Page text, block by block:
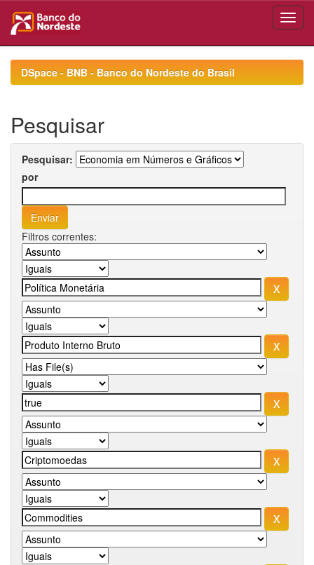
navigationDSpace - BNB - Banco do Nordeste do Brasil
Pesquisar
Pesquisar:
por
Filtros correntes: